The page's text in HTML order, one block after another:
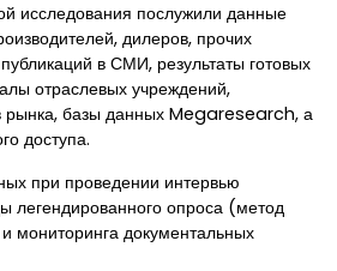
исследования послужили данные
дилеров, прочих
в СМИ, результаты готовых
отраслевых учреждений,
рынка, базы данных Megaresearch, а
доступа.
при проведении интервью
легендированного опроса (метод
мониторинга документальных